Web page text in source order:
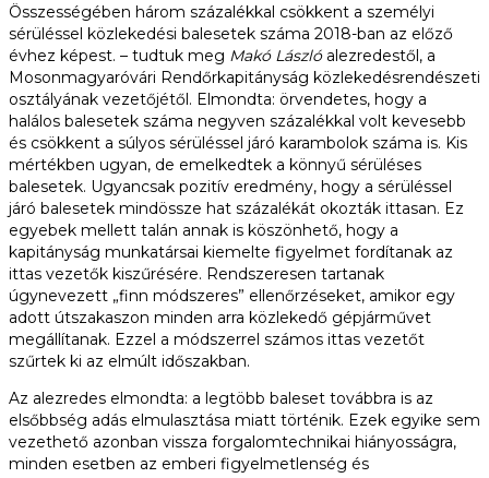
Összességében három százalékkal csökkent a személyi
sérüléssel közlekedési balesetek száma 2018-ban az előző
évhez képest. – tudtuk meg Makó Lászlóalezredestől, a
Mosonmagyaróvári Rendőrkapitányság közlekedésrendészeti
osztályának vezetőjétől. Elmondta: örvendetes, hogy a
halálos balesetek száma negyven százalékkal volt kevesebb
és csökkent a súlyos sérüléssel járó karambolok száma is. Kis
mértékben ugyan, de emelkedtek a könnyű sérüléses
balesetek. Ugyancsak pozitív eredmény, hogy a sérüléssel
járó balesetek mindössze hat százalékát okozták ittasan. Ez
egyebek mellett talán annak is köszönhető, hogy a
kapitányság munkatársai kiemelte figyelmet fordítanak az
ittas vezetők kiszűrésére. Rendszeresen tartanak
úgynevezett „finn módszeres” ellenőrzéseket, amikor egy
adott útszakaszon minden arra közlekedő gépjárművet
megállítanak. Ezzel a módszerrel számos ittas vezetőt
szűrtek ki az elmúlt időszakban.
Az alezredes elmondta: a legtöbb baleset továbbra is az
elsőbbség adás elmulasztása miatt történik. Ezek egyike sem
vezethető azonban vissza forgalomtechnikai hiányosságra,
minden esetben az emberi figyelmetlenség és